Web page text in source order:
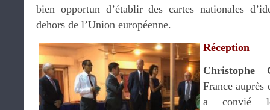
bien opportun d’établir des cartes nationales
dehors de l’Union européenne.
Réception
Christophe
France
a convié